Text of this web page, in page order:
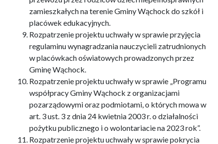
zamieszkałych na terenie Gminy Wąchock do szkół i
placówek edukacyjnych.
Rozpatrzenie projektu uchwały w sprawie przyjęcia
regulaminu wynagradzania nauczycieli zatrudnionych
w placówkach oświatowych prowadzonych przez
Gminę Wąchock.
Rozpatrzenie projektu uchwały w sprawie „Programu
współpracy Gminy Wąchock z organizacjami
pozarządowymi oraz podmiotami, o których mowa w
art. 3 ust. 3 z dnia 24 kwietnia 2003 r. o działalności
pożytku publicznego i o wolontariacie na 2023 rok”.
Rozpatrzenie projektu uchwały w sprawie pokrycia